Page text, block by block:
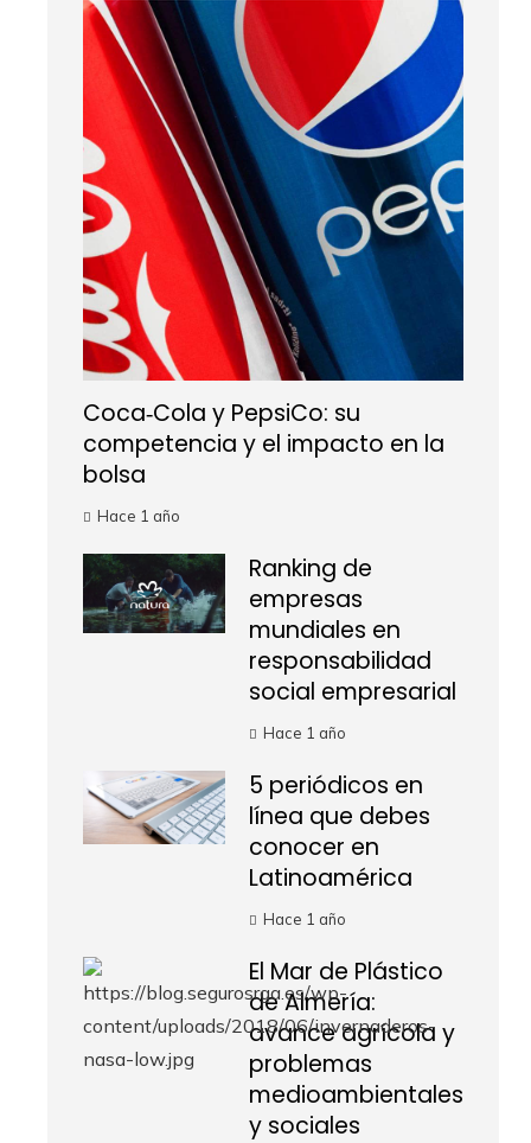
Coca‑Cola y PepsiCo: su
competencia y el impacto en la
bolsa
Hace 1 año
Ranking de
empresas
mundiales en
responsabilidad
social empresarial
Hace 1 año
5 periódicos en
línea que debes
conocer en
Latinoamérica
Hace 1 año
El Mar de Plástico
de Almería:
avance agrícola y
problemas
medioambientales
y sociales